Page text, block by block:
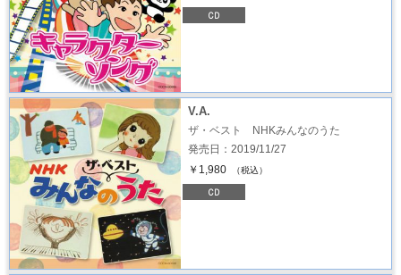
V.A.
ザ・ベスト NHKみんなのうた
発売日：2019/11/27
￥1,980
（税込）